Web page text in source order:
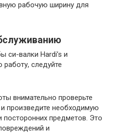
рабочую ширину для
си-валки Hardi’s и
следуйте
внимательно проверьте
произведите необходимую
посторонних предметов. Это
и